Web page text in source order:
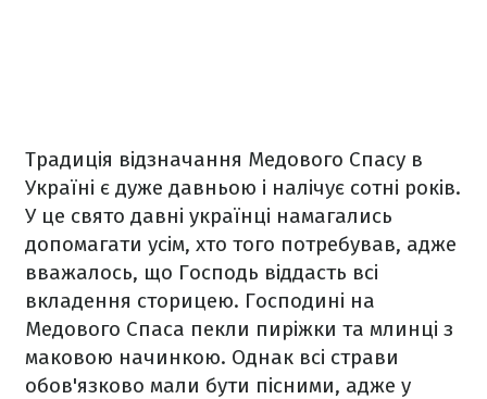
Традиція відзначання Медового Спасу в
Україні є дуже давньою і налічує сотні років.
У це свято давні українці намагались
допомагати усім, хто того потребував, адже
вважалось, що Господь віддасть всі
вкладення сторицею. Господині на
Медового Спаса пекли пиріжки та млинці з
маковою начинкою. Однак всі страви
обов'язково мали бути пісними, адже у